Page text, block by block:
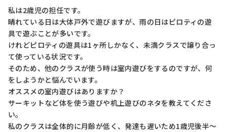
私は2歳児の担任です。
晴れている日は大体戸外で遊びますが、雨の日はピロティの遊
具で遊ぶことが多いです。
けれどピロティの遊具は1ヶ所しかなく、未満クラスで譲り合っ
て使っている状況です。
そのため、他のクラスが使う時は室内遊びをするのですが、何
をしようかと悩んでいます。
オススメの室内遊びはありますか？
サーキットなど体を使う遊びや机上遊びのネタを教えてくださ
い。
私のクラスは全体的に月齢が低く、発達も遅いため1歳児後半～